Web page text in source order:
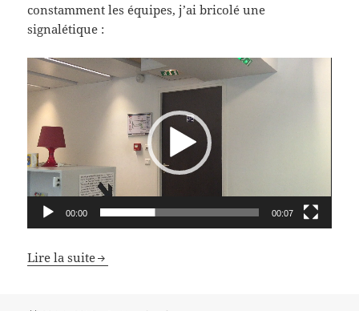
constamment les équipes, j’ai bricolé une
signalétique :
Lecteur
vidéo
00:00 00:07
Lire la suite